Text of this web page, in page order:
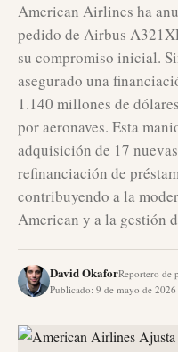
American Airlines ha
pedido de Airbus
su compromiso inicial.
asegurado una
1.140 millones de
por aeronaves. Esta
adquisición de 17
refinanciación de
contribuyendo a la
American y a la gestión
David OkaforReportero de
Publicado: 9 de mayo de 2026